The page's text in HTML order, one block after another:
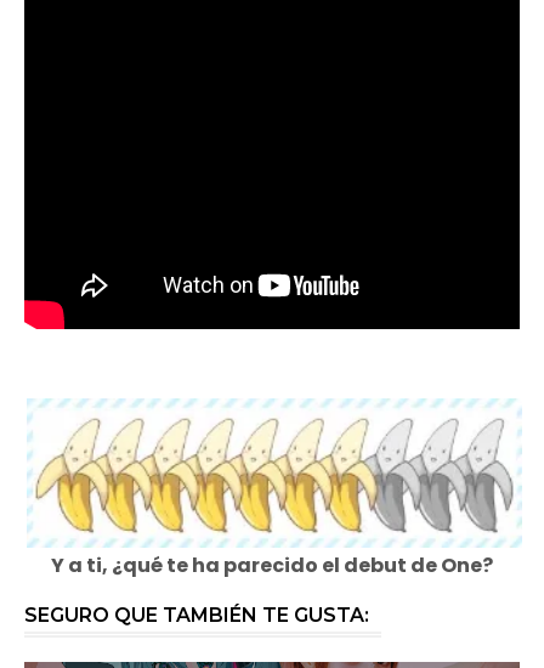
Y a ti, ¿qué te ha parecido el debut de One?
SEGURO QUE TAMBIÉN TE GUSTA: